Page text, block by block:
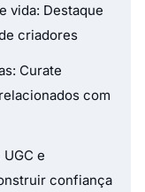
vida: Destaque
criadores
Curate
com
e
confiança